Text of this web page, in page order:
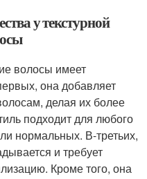
у текстурной
волосы имеет
она добавляет
делая их более
подходит для любого
нормальных. В-третьих,
и требует
Кроме того, она